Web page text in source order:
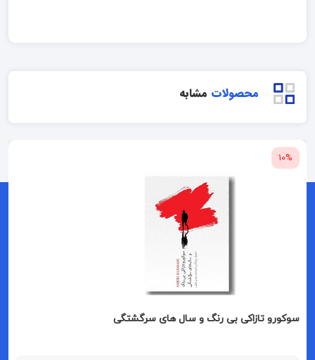
محصولات مشابه
10%
سوکورو تازاکی بی رنگ و سال های سرگشتگی